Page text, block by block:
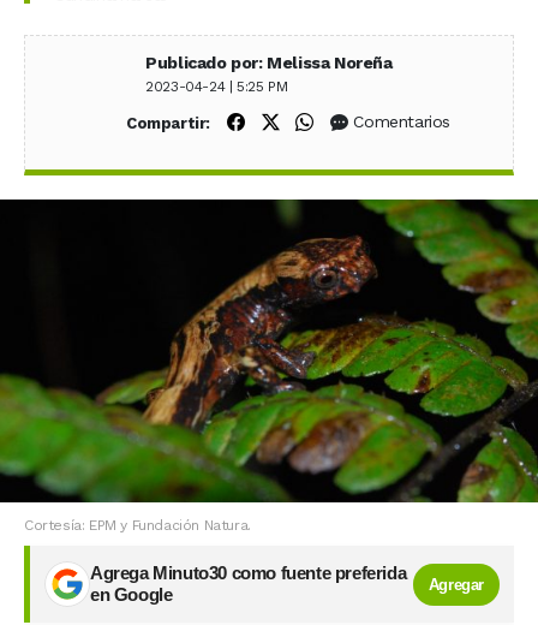
Publicado por: Melissa Noreña
2023-04-24 | 5:25 PM
Compartir: Compartir en Facebook
Compartir en X (Twitter)
Compartir en WhatsApp
Comentarios
Cortesía: EPM y Fundación Natura.
Agrega Minuto30 como fuente preferida
en Google
Agregar